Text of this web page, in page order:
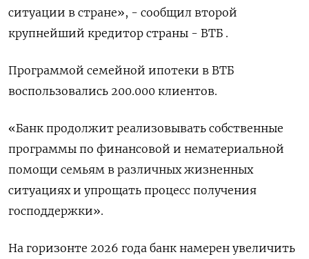
ситуации в стране», - сообщил второй
крупнейший кредитор страны - ВТБ .
Программой семейной ипотеки в ВТБ
воспользовались 200.000 клиентов.
«Банк продолжит реализовывать собственные
программы по финансовой и нематериальной
помощи семьям в различных жизненных
ситуациях и упрощать процесс получения
господдержки».
На горизонте 2026 года банк намерен увеличить